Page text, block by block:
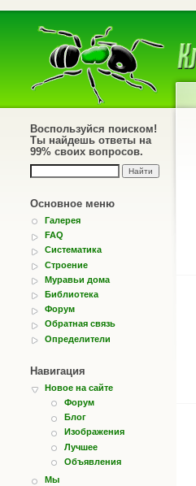
Воспользуйся поиском!
Ты найдешь ответы на
99% своих вопросов.
Основное меню
Галерея
FAQ
Систематика
Строение
Муравьи дома
Библиотека
Форум
Обратная связь
Определители
Навигация
Новое на сайте
Форум
Блог
Изображения
Лучшее
Объявления
Мы